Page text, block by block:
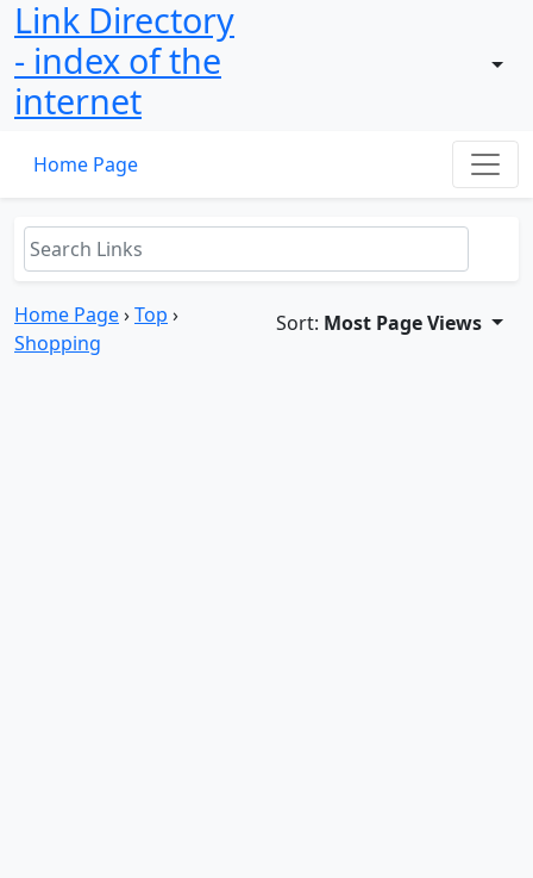
Link Directory
- index of the
internet
Home Page
Home Page›Top ›
Shopping
Sort: Most Page Views